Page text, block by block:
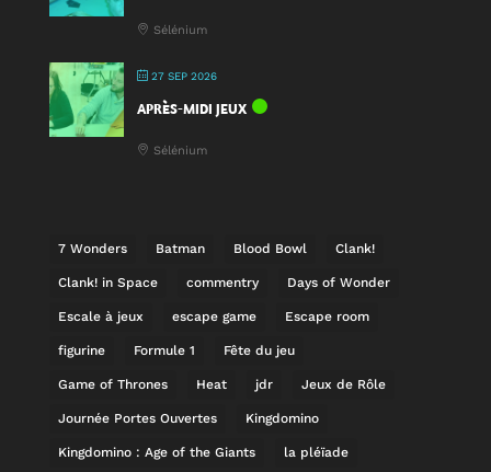
Sélénium
27 SEP 2026
APRÈS-MIDI JEUX
Sélénium
7 Wonders Batman Blood Bowl Clank!
Clank! in Space commentry Days of Wonder
Escale à jeux escape game Escape room
figurine Formule 1 Fête du jeu
Game of Thrones Heat jdr Jeux de Rôle
Journée Portes Ouvertes Kingdomino
Kingdomino : Age of the Giants la pléïade